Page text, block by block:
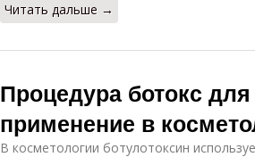
Читать дальше →
Процедура ботокс
применение в
В косметологии ботулотоксин